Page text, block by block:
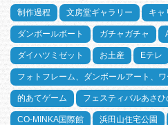
制作過程 文房堂ギャラリー キャ
ダンボールボート ガチャガチャ
ダイハツミゼット お土産 Eテレ
フォトフレーム、ダンボールアート、
的あてゲーム フェスティバルあさひ
CO-MINKA国際館 浜田山住宅公園